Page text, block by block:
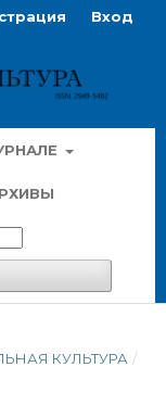
Вход
КУЛЬТУРА /